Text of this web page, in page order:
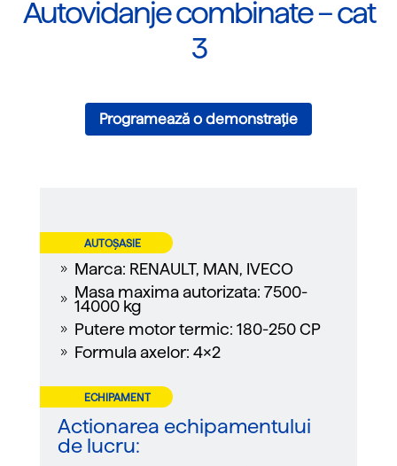
Autovidanje combinate – cat
3
Programează o demonstrație
AUTOȘASIE
9 Marca: RENAULT, MAN, IVECO
9
Masa maxima autorizata: 7500-
14000 kg
9 Putere motor termic: 180-250 CP
9 Formula axelor: 4x2
ECHIPAMENT
TEHNOLOGIC
Actionarea echipamentului
de lucru: